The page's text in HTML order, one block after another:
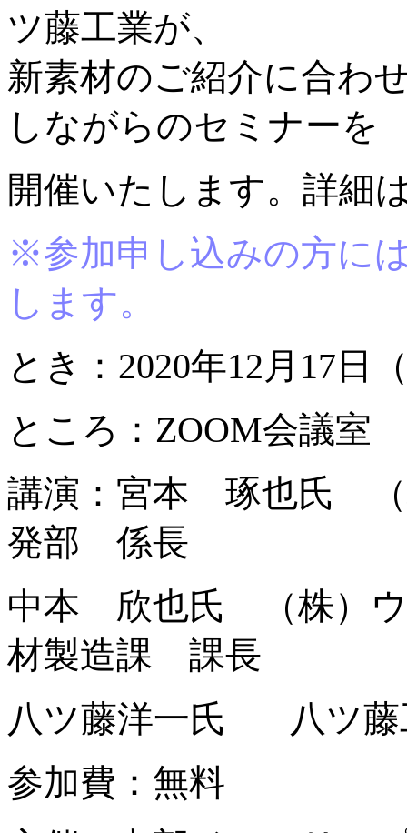
ツ藤工業が、
新素材のご紹介に合わ
しながらのセミナーを
開催いたします。詳
※参加申し込みの方に
します。
とき：2020年12月17日
ところ：ZOOM会議室
講演：宮本 琢也氏 （
発部 係長
中本 欣也氏 （株）
材製造課 課長
八ツ藤洋一氏 八ツ藤
参加費：無料